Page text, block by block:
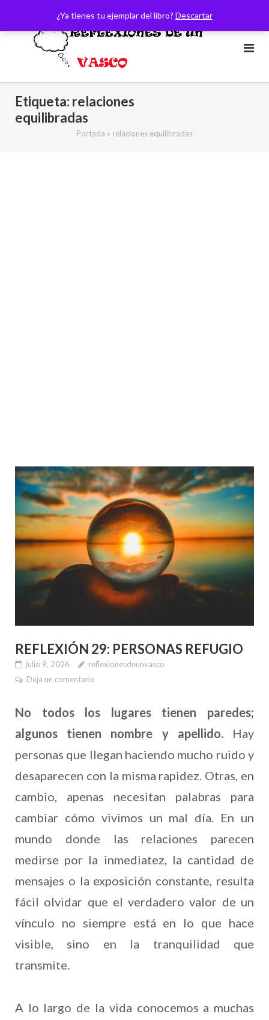
¿Ya tienes tu ejemplar del libro? Descartar
contenido
Etiqueta: relaciones
equilibradas
Portada » relaciones equilibradas
REFLEXIÓN 29: PERSONAS REFUGIO
julio 9, 2026
reflexionesdeunvasco
Deja un comentario
No todos los lugares tienen paredes;
algunos tienen nombre y apellido.Hay
personas que llegan haciendo mucho ruido y
desaparecen con la misma rapidez. Otras, en
cambio, apenas necesitan palabras para
cambiar cómo vivimos un mal día. En un
mundo donde las relaciones parecen
medirse por la inmediatez, la cantidad de
mensajes o la exposición constante, resulta
fácil olvidar que el verdadero valor de un
vínculo no siempre está en lo que hace
visible, sino en la tranquilidad que
transmite.
A lo largo de la vida conocemos a muchas